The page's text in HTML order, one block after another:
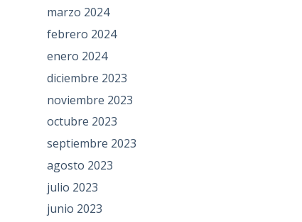
marzo 2024
febrero 2024
enero 2024
diciembre 2023
noviembre 2023
octubre 2023
septiembre 2023
agosto 2023
julio 2023
junio 2023